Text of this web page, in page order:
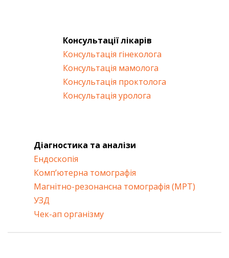
Консультації лікарів
Консультація гінеколога
Консультація мамолога
Консультація проктолога
Консультація уролога
Діагностика та аналізи
Ендоскопія
Комп’ютерна томографія
Магнітно-резонансна томографія (МРТ)
УЗД
Чек-ап організму